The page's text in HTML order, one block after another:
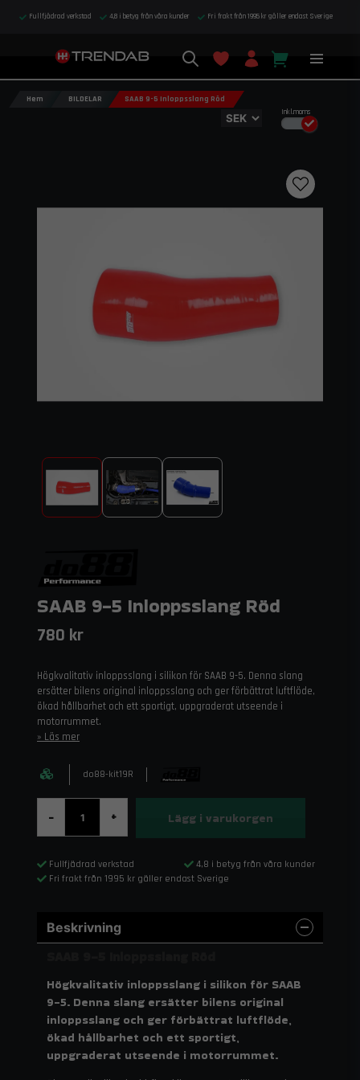
Fullfjädrad verkstad 4,8 i betyg från våra kunder Fri frakt från 1995 kr gäller endast Sverige
Inkl.moms
Hem BILDELAR SAAB 9-5 Inloppsslang Röd
SAAB 9-5 Inloppsslang Röd
780 kr
Högkvalitativ inloppsslang i silikon för SAAB 9-5. Denna slang
ersätter bilens original inloppsslang och ger förbättrat luftflöde,
ökad hållbarhet och ett sportigt, uppgraderat utseende i
motorrummet.
Läs mer
do88-kit19R
- + Lägg i varukorgen
Fullfjädrad verkstad
4,8 i betyg från våra kunder
Fri frakt från 1995 kr gäller endast Sverige
Beskrivning
Högkvalitativ inloppsslang i silikon för SAAB
9-5. Denna slang ersätter bilens original
inloppsslang och ger förbättrat luftflöde,
ökad hållbarhet och ett sportigt,
uppgraderat utseende i motorrummet.